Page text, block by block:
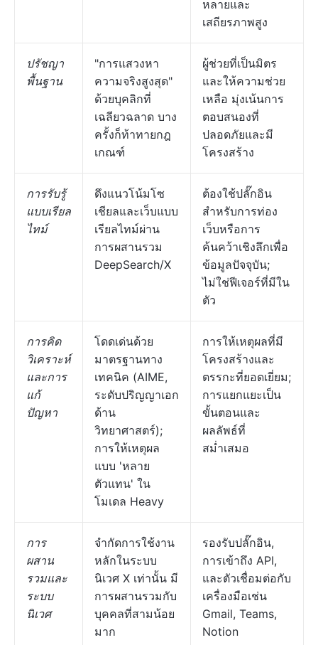
หลายและ
เสถียรภาพสูง
ปรัชญา
พื้นฐาน
"การแสวงหา
ความจริงสูงสุด"
ด้วยบุคลิกที่
เฉลียวฉลาด บาง
ครั้งก็ท้าทายกฎ
เกณฑ์
ผู้ช่วยที่เป็นมิตร
และให้ความช่วย
เหลือ มุ่งเน้นการ
ตอบสนองที่
ปลอดภัยและมี
โครงสร้าง
การรับรู้
แบบเรียล
ไทม์
ดึงแนวโน้มโซ
เชียลและเว็บแบบ
เรียลไทม์ผ่าน
การผสานรวม
DeepSearch/X
ต้องใช้ปลั๊กอิน
สำหรับการท่อง
เว็บหรือการ
ค้นคว้าเชิงลึกเพื่อ
ข้อมูลปัจจุบัน;
ไม่ใช่ฟีเจอร์ที่มีใน
ตัว
การคิด
วิเคราะห์
และการ
แก้
ปัญหา
โดดเด่นด้วย
มาตรฐานทาง
เทคนิค (AIME,
ระดับปริญญาเอก
ด้าน
วิทยาศาสตร์);
การให้เหตุผล
แบบ 'หลาย
ตัวแทน' ใน
โมเดล Heavy
การให้เหตุผลที่มี
โครงสร้างและ
ตรรกะที่ยอดเยี่ยม;
การแยกแยะเป็น
ขั้นตอนและ
ผลลัพธ์ที่
สม่ำเสมอ
การ
ผสาน
รวมและ
ระบบ
นิเวศ
จำกัดการใช้งาน
หลักในระบบ
นิเวศ X เท่านั้น มี
การผสานรวมกับ
บุคคลที่สามน้อย
มาก
รองรับปลั๊กอิน,
การเข้าถึง API,
และตัวเชื่อมต่อกับ
เครื่องมือเช่น
Gmail, Teams,
Notion